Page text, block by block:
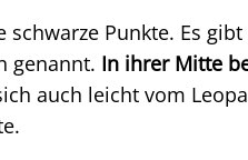
schwarze Punkte. Es
genannt. In ihrer Mitte
auch leicht vom